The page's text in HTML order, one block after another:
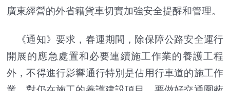
廣東經營的外省籍貨車切實加強安全提醒和管理。
《通知》要求，春運期間，除保障公路安全運行
開展的應急處置和必要連續施工作業的養護工程
外，不得進行影響通行特別是佔用行車道的施工作